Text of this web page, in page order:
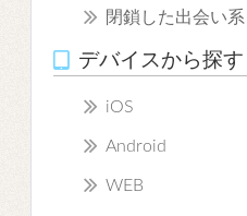
閉鎖した出会い系
デバイスから探す
iOS
Android
WEB